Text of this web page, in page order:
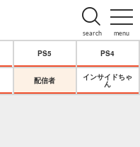
menu
search
PS5 PS4
配信者
インサイドちゃ
ん